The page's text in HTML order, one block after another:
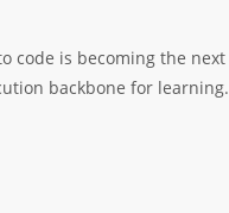
code is becoming the
backbone for learning.